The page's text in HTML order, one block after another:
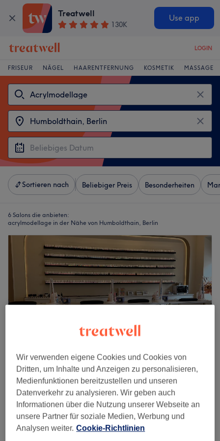
Treatwell
130K
Use app
LOGIN
FRISEUR NÄGEL HAARENTFERNUNG KOSMETIK MASSAGE
Sortieren nach Beliebiger Preis Besonderheiten
6 Salons die anbieten:
acrylmodellage in der Nähe von Humboldthain, Berlin
The 95 Beauty Room
4,9
114 Bewertungen
Kollwitzplatz, Berlin
Auf Karte anzeigen
Nebenzeiten
Nagelmodellage- Auffüllen UV
Wir verwenden eigene Cookies und Cookies von
Dritten, um Inhalte und Anzeigen zu personalisieren,
Medienfunktionen bereitzustellen und unseren
Datenverkehr zu analysieren. Wir geben auch
Informationen über die Nutzung unserer Webseite an
unsere Partner für soziale Medien, Werbung und
Analysen weiter. Cookie-Richtlinien